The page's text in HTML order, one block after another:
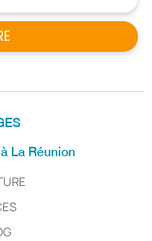
La Réunion